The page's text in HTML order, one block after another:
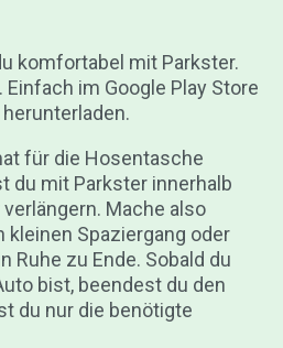
komfortabel mit Parkster.
im Google Play Store
für die Hosentasche
du mit Parkster innerhalb
Mache also
Spaziergang oder
Ruhe zu Ende. Sobald du
bist, beendest du den
du nur die benötigte